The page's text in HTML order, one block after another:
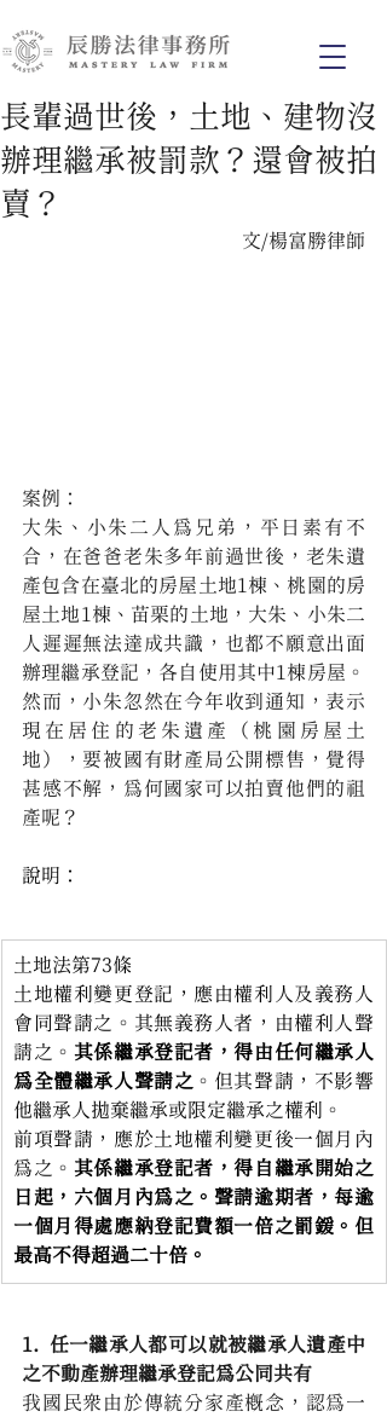
長輩過世後，土地、建物沒
辦理繼承被罰款？還會被拍
賣？
文/楊富勝律師
案例：
大朱、小朱二人為兄弟，平日素有不
合，在爸爸老朱多年前過世後，老朱遺
產包含在臺北的房屋土地1棟、桃園的房
屋土地1棟、苗栗的土地，大朱、小朱二
人遲遲無法達成共識，也都不願意出面
辦理繼承登記，各自使用其中1棟房屋。
然而，小朱忽然在今年收到通知，表示
現在居住的老朱遺產（桃園房屋土
地），要被國有財產局公開標售，覺得
甚感不解，為何國家可以拍賣他們的祖
產呢？
說明：
土地法第73條
土地權利變更登記，應由權利人及義務人
會同聲請之。其無義務人者，由權利人聲
請之。 其係繼承登記者，得由任何繼承人
為全體繼承人聲請之 。但其聲請，不影響
他繼承人拋棄繼承或限定繼承之權利。
前項聲請，應於土地權利變更後一個月內
為之。 其係繼承登記者，得自繼承開始之
日起，六個月內為之。聲請逾期者，每逾
一個月得處應納登記費額一倍之罰鍰。但
最高不得超過二十倍。
1.  任一繼承人都可以就被繼承人遺產中
之不動產辦理繼承登記為公同共有
我國民眾由於傳統分家產概念，認為一